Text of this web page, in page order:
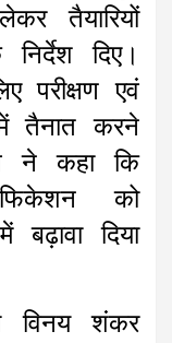
तैयारियों
दिए।
परीक्षण एवं
तैनात करने
ने कहा कि
को
बढ़ावा दिया
विनय शंकर